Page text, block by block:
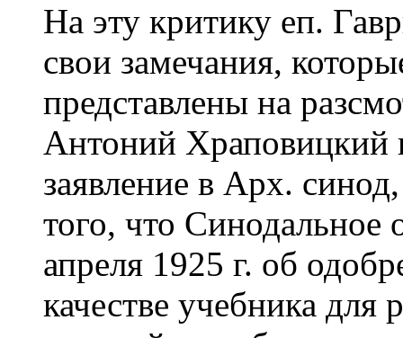
На эту критику еп.
свои замечания,
представлены на
Антоний Храповицкий
заявление в Арх.
того, что Синодальное
апреля 1925 г. об
качестве учебника для